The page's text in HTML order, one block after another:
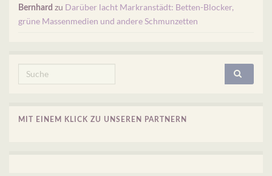
Bernhard zu Darüber lacht Markranstädt: Betten-Blocker,
grüne Massenmedien und andere Schmunzetten
Search for:
MIT EINEM KLICK ZU UNSEREN PARTNERN